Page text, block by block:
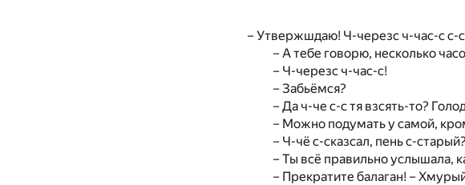
– Утвержшдаю! Ч-черезс ч-час-с с-
– А тебе говорю, несколько
– Ч-черезс ч-час-с!
– Забьёмся?
– Да ч-че с-с тя взсять-то?
– Можно подумать у самой,
– Ч-чё с-сказсал, пень с-
– Ты всё правильно услышала,
– Прекратите балаган! –